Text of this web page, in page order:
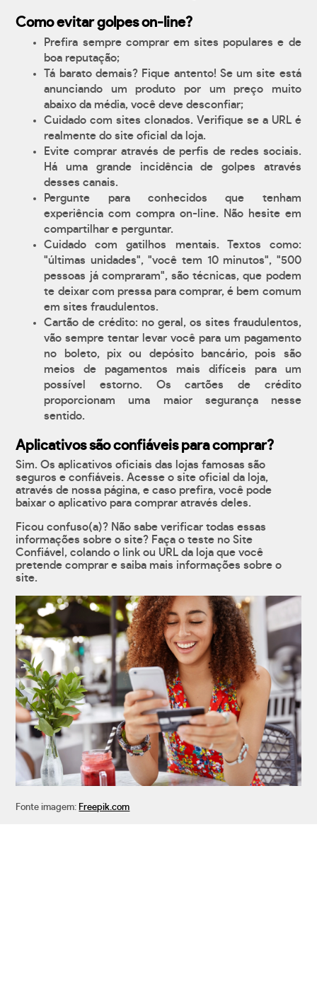
Como evitar golpes on-line?
Prefira sempre comprar em sites populares e de
boa reputação;
Tá barato demais? Fique antento! Se um site está
anunciando um produto por um preço muito
abaixo da média, você deve desconfiar;
Cuidado com sites clonados. Verifique se a URL é
realmente do site oficial da loja.
Evite comprar através de perfis de redes sociais.
Há uma grande incidência de golpes através
desses canais.
Pergunte para conhecidos que tenham
experiência com compra on-line. Não hesite em
compartilhar e perguntar.
Cuidado com gatilhos mentais. Textos como:
"últimas unidades", "você tem 10 minutos", "500
pessoas já compraram", são técnicas, que podem
te deixar com pressa para comprar, é bem comum
em sites fraudulentos.
Cartão de crédito: no geral, os sites fraudulentos,
vão sempre tentar levar você para um pagamento
no boleto, pix ou depósito bancário, pois são
meios de pagamentos mais difíceis para um
possível estorno. Os cartões de crédito
proporcionam uma maior segurança nesse
sentido.
Aplicativos são confiáveis para comprar?
Sim. Os aplicativos oficiais das lojas famosas são
seguros e confiáveis. Acesse o site oficial da loja,
através de nossa página, e caso prefira, você pode
baixar o aplicativo para comprar através deles.
Ficou confuso(a)? Não sabe verificar todas essas
informações sobre o site? Faça o teste no Site
Confiável, colando o link ou URL da loja que você
pretende comprar e saiba mais informações sobre o
site.
Fonte imagem: Freepik.com